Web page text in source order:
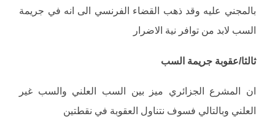
بالمجني عليه وقد ذهب القضاء الفرنسي الى انه في جريمة
السب لابد من توافر نية الاضرار
ثالثا/عقوبة جريمة السب
ان المشرع الجزائري ميز بين السب العلني والسب غير
العلني وبالتالي فسوف نتناول العقوبة في نقطتين